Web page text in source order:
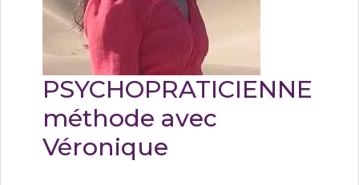
PSYCHOPRATICIENNE
méthode avec
Véronique